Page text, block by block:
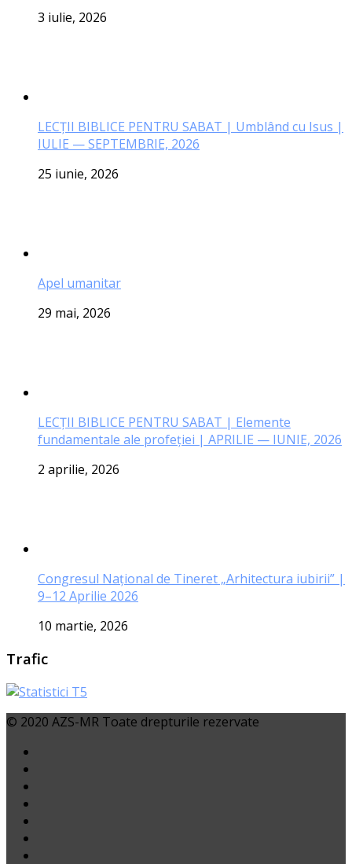
3 iulie, 2026
LECŢII BIBLICE PENTRU SABAT | Umblând cu Isus |
IULIE — SEPTEMBRIE, 2026
25 iunie, 2026
Apel umanitar
29 mai, 2026
LECŢII BIBLICE PENTRU SABAT | Elemente
fundamentale ale profeției | APRILIE — IUNIE, 2026
2 aprilie, 2026
Congresul Național de Tineret „Arhitectura iubirii” |
9–12 Aprilie 2026
10 martie, 2026
Trafic
© 2020 AZS-MR Toate drepturile rezervate